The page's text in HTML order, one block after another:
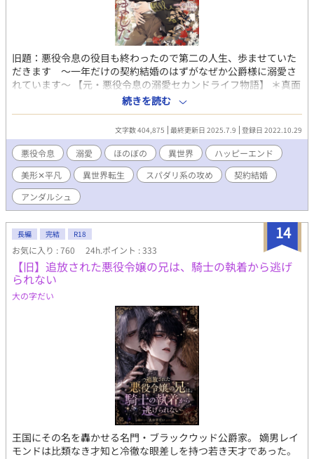
旧題：悪役令息の役目も終わったので第二の人生、歩ませていた
だきます 〜一年だけの契約結婚のはずがなぜか公爵様に溺愛さ
れています〜 【元・悪役令息の溺愛セカンドライフ物語】 ＊真面
目で紳士的だが少し天然気味のスパダリ系公爵✕元・悪役令息
「ダリル・コッド、君との婚約はこの場をもって破棄する！」 婚
約者のアルフレッドの言葉に、ダリルは俯き、震える拳を握りし
めた。 （……や、やっと、これで悪役令息の役目から開放され
る！） 悪役令息、ダリル・コッドは知っている。 この世界が、妹
の書いたBL小説の世界だと……――。 ダリルには前世の記憶があ
り、自分がBL小説『薔薇色の君』に登場する悪役令息だというこ
とも理解している。 最初は悪役令息の言動に抵抗があり、穏便に
婚約破棄の流れに持っていけないか奮闘していたダリルだが、物
しまう。 そのやり直しで弟を巻き込んでしまい彼を死なせてしま
ったダリルは、心を鬼にして悪役令息の役目をやり通すことを決
めた。 そしてついに、婚約者のアルフレッドから婚約破棄を言い
渡された……――。 （もうこれからは小説の展開なんか気にしな
いで自由に生きれるんだ……！） 学園追放＆勘当され、晴れて自
由の身となったダリルは、高額な給金につられ、呪われていると
噂されるハウエル公爵家の使用人として働き始める。 そこで、顔
の痣のせいで心を閉ざすハウエル家令息のカイルに気に入られ、
さらには父親――ハウエル公爵家現当主であるカーティスと再婚
してほしいとせがまれ、一年だけの契約結婚をすることになった
のだが……―― 元・悪役令息が第二の人生で公爵様に溺愛される
続きを読む
文字数 404,875 最終更新日 2025.7.9 登録日 2022.10.29
悪役令息 溺愛 ほのぼの 異世界
ハッピーエンド
美形✕平凡
異世界転生 スパダリ系の攻め
契約結婚
アンダルシュ
14
長編 完結 R18
お気に入り : 760 24h.ポイント : 333
【旧】追放された悪役令嬢の兄は、騎士の執着から逃げ
られない
大の字だい
王国にその名を轟かせる名門・ブラックウッド公爵家。 嫡男レイ
モンドは比類なき才知と冷徹な眼差しを持つ若き天才であった。